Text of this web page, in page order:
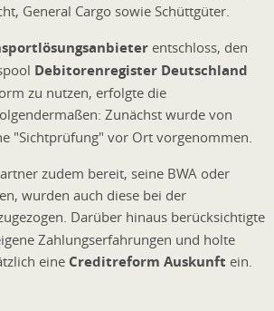
General Cargo sowie Schüttgüter.
entschloss, den
Debitorenregister Deutschland
zu nutzen, erfolgte die
Zunächst wurde von
"Sichtprüfung" vor Ort vorgenommen.
zudem bereit, seine BWA oder
wurden auch diese bei der
Darüber hinaus berücksichtigte
Zahlungserfahrungen und holte
eine Creditreform Auskunft ein.